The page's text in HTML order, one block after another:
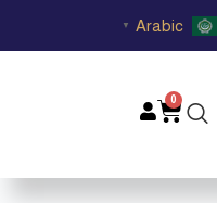
Arabic
▼
0
Cart